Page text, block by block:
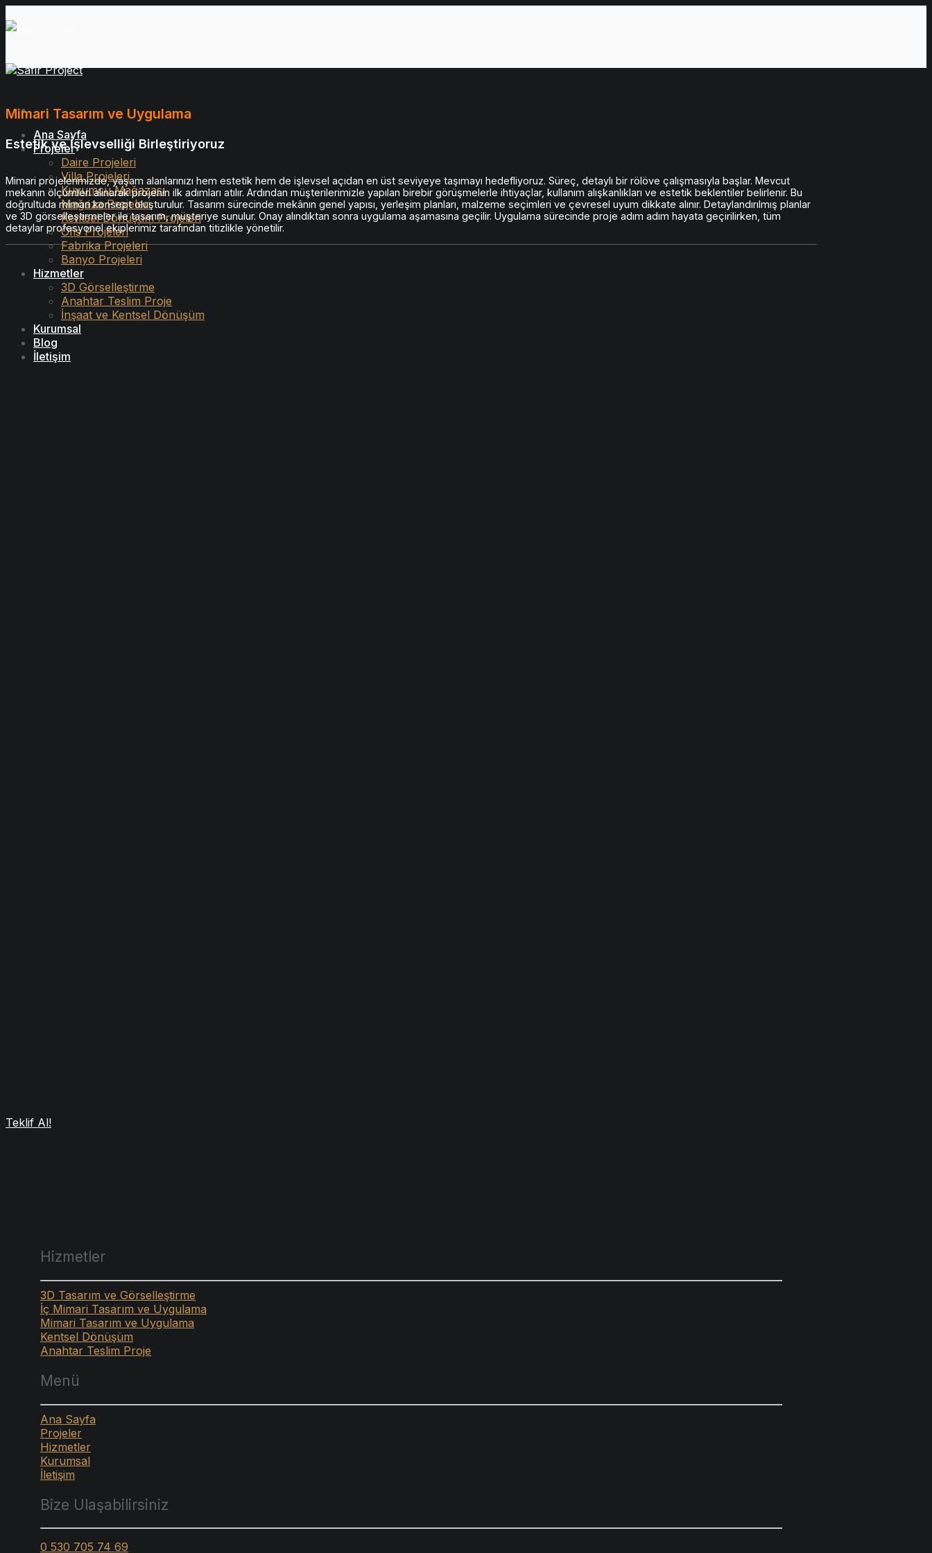
atla
Ana Sayfa
Projeler
Daire Projeleri
Villa Projeleri
Kuyumcu Mağazası
Mağaza Projeleri
Kentsel Dönüşüm Projeleri
Ofis Projeleri
Fabrika Projeleri
Banyo Projeleri
Hizmetler
3D Görselleştirme
Anahtar Teslim Proje
İnşaat ve Kentsel Dönüşüm
Kurumsal
Blog
İletişim
Mimari Tasarım ve Uygulama
Estetik ve İşlevselliği Birleştiriyoruz
Mimari projelerimizde, yaşam alanlarınızı hem estetik hem de işlevsel açıdan en üst seviyeye taşımayı hedefliyoruz. Süreç, detaylı bir rölöve çalışmasıyla başlar. Mevcut
mekanın ölçümleri alınarak projenin ilk adımları atılır. Ardından müşterilerimizle yapılan birebir görüşmelerle ihtiyaçlar, kullanım alışkanlıkları ve estetik beklentiler belirlenir. Bu
doğrultuda mimari konsept oluşturulur. Tasarım sürecinde mekânın genel yapısı, yerleşim planları, malzeme seçimleri ve çevresel uyum dikkate alınır. Detaylandırılmış planlar
ve 3D görselleştirmeler ile tasarım, müşteriye sunulur. Onay alındıktan sonra uygulama aşamasına geçilir. Uygulama sürecinde proje adım adım hayata geçirilirken, tüm
detaylar profesyonel ekiplerimiz tarafından titizlikle yönetilir.
Teklif Al!
Hizmetler
3D Tasarım ve Görselleştirme
İç Mimari Tasarım ve Uygulama
Mimari Tasarım ve Uygulama
Kentsel Dönüşüm
Anahtar Teslim Proje
Menü
Ana Sayfa
Projeler
Hizmetler
Kurumsal
İletişim
Bize Ulaşabilirsiniz
0 530 705 74 69